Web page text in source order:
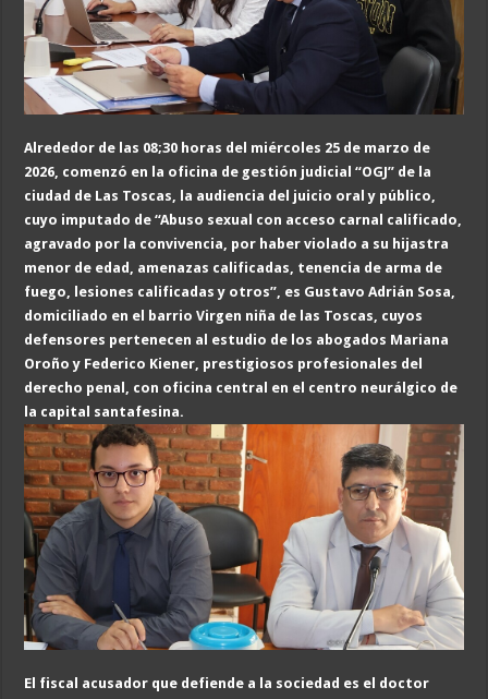
Alrededor de las 08;30 horas del miércoles 25 de marzo de
2026, comenzó en la oficina de gestión judicial “OGJ” de la
ciudad de Las Toscas, la audiencia del juicio oral y público,
cuyo imputado de “Abuso sexual con acceso carnal calificado
agravado por la convivencia, por haber violado a su hijastra
menor de edad, amenazas calificadas, tenencia de arma de
fuego, lesiones calificadas y otros” es Gustavo Adrián Sosa,
domiciliado en el barrio Virgen niña de las Toscas, cuyos
defensores pertenecen al estudio de los abogados Mariana
Oroño y Federico Kiener, prestigiosos profesionales del
derecho penal, con oficina central en el centro neurálgico de
la capital santafesina.
El fiscal acusador que defiende a la sociedad es el doctor